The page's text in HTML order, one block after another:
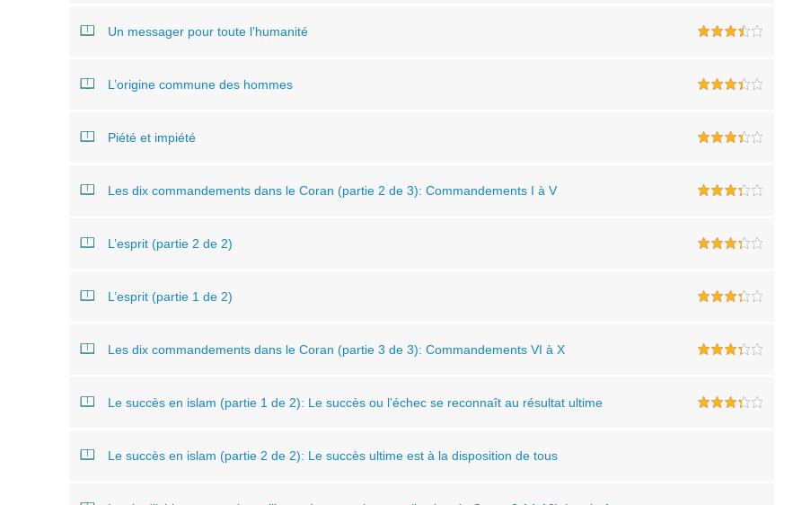
Un messager pour toute l’humanité
L’origine commune des hommes
Piété et impiété
Les dix commandements dans le Coran (partie 2 de 3): Commandements I à V
L’esprit (partie 2 de 2)
L’esprit (partie 1 de 2)
Les dix commandements dans le Coran (partie 3 de 3): Commandements VI à X
Le succès en islam (partie 1 de 2): Le succès ou l’échec se reconnaît au résultat ultime
Le succès en islam (partie 2 de 2): Le succès ultime est à la disposition de tous